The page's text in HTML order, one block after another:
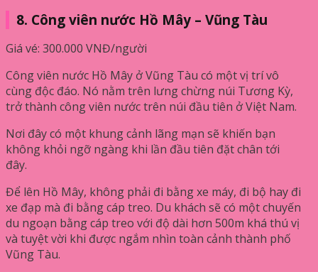
8. Công viên nước Hồ Mây – Vũng Tàu
Giá vé: 300.000 VNĐ/người
Công viên nước Hồ Mây ở Vũng Tàu có một vị trí vô
cùng độc đáo. Nó nằm trên lưng chừng núi Tương Kỳ,
trở thành công viên nước trên núi đầu tiên ở Việt Nam.
Nơi đây có một khung cảnh lãng mạn sẽ khiến bạn
không khỏi ngỡ ngàng khi lần đầu tiên đặt chân tới
đây.
Để lên Hồ Mây, không phải đi bằng xe máy, đi bộ hay đi
xe đạp mà đi bằng cáp treo. Du khách sẽ có một chuyến
du ngoạn bằng cáp treo với độ dài hơn 500m khá thú vị
và tuyệt vời khi được ngắm nhìn toàn cảnh thành phố
Vũng Tàu.